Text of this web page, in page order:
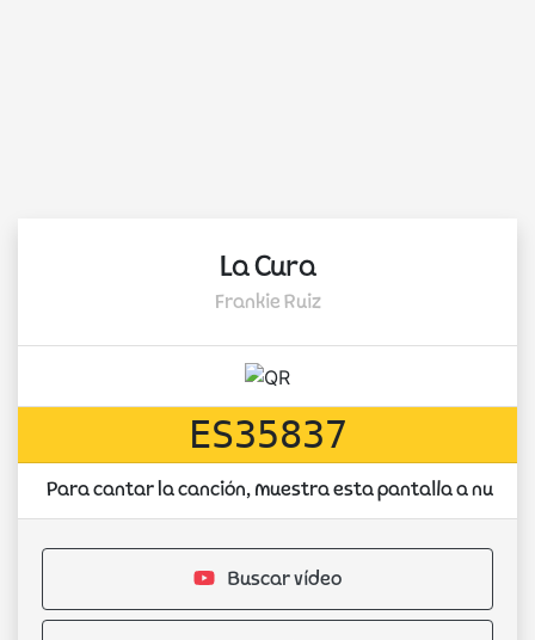
La Cura
Frankie Ruiz
ES35837
Para cantar la canción, muestra esta pantalla a
Buscar vídeo